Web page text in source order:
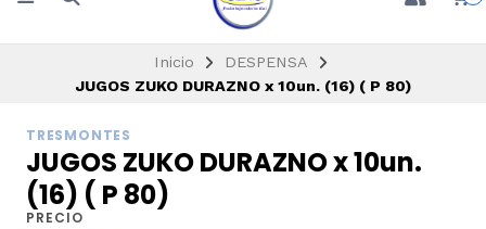
Inicio
DESPENSA
JUGOS ZUKO DURAZNO x 10un. (16) ( P 80)
TRESMONTES
JUGOS ZUKO DURAZNO x 10un.
(16) ( P 80)
PRECIO